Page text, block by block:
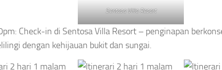
Sentosa Villa Resort
Check-in di Sentosa Villa Resort – penginapan
dengan kehijauan bukit dan sungai.